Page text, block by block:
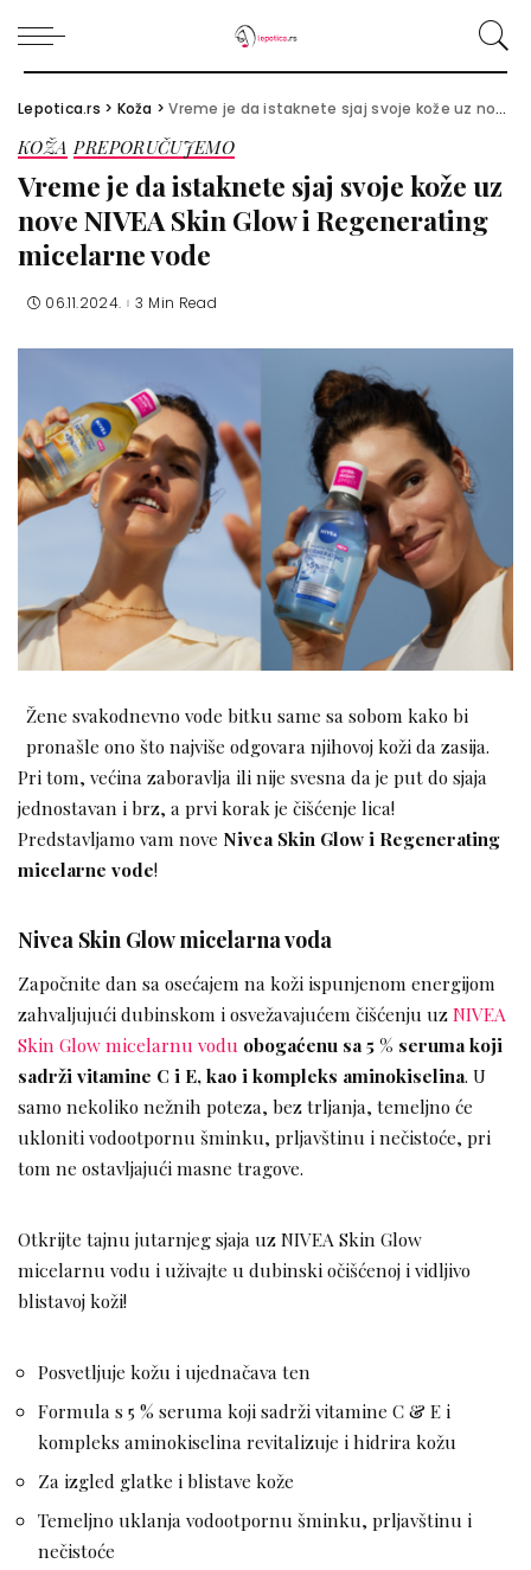
Lepotica.rs > Koža >Vreme je da istaknete sjaj svoje kože uz nove NIVEA Skin Glow i Regenerating micelarne vode
KOŽA PREPORUČUJEMO
Vreme je da istaknete sjaj svoje kože uz
nove NIVEA Skin Glow i Regenerating
micelarne vode
06.11.2024. 3 Min Read
Žene svakodnevno vode bitku same sa sobom kako bi
pronašle ono što najviše odgovara njihovoj koži da zasija.
Pri tom, većina zaboravlja ili nije svesna da je put do sjaja
jednostavan i brz, a prvi korak je čišćenje lica!
Predstavljamo vam nove Nivea Skin Glow i Regenerating
micelarne vode!
Nivea Skin Glow micelarna voda
Započnite dan sa osećajem na koži ispunjenom energijom
zahvaljujući dubinskom i osvežavajućem čišćenju uzNIVEA
Skin Glow micelarnu vodu obogaćenu sa 5 % seruma koji
sadrži vitamine C i E, kao i kompleks aminokiselina. U
samo nekoliko nežnih poteza, bez trljanja, temeljno će
ukloniti vodootpornu šminku, prljavštinu i nečistoće, pri
tom ne ostavljajući masne tragove.
Otkrijte tajnu jutarnjeg sjaja uz NIVEA Skin Glow
micelarnu vodu i uživajte u dubinski očišćenoj i vidljivo
blistavoj koži!
Posvetljuje kožu i ujednačava ten
Formula s 5 % seruma koji sadrži vitamine C & E i
kompleks aminokiselina revitalizuje i hidrira kožu
Za izgled glatke i blistave kože
Temeljno uklanja vodootpornu šminku, prljavštinu i
nečistoće